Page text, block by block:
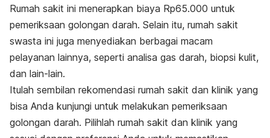
Rumah sakit ini menerapkan biaya Rp65.000 untuk
pemeriksaan golongan darah. Selain itu, rumah sakit
swasta ini juga menyediakan berbagai macam
pelayanan lainnya, seperti analisa gas darah, biopsi kulit,
dan lain-lain.
Itulah sembilan rekomendasi rumah sakit dan klinik yang
bisa Anda kunjungi untuk melakukan pemeriksaan
golongan darah. Pilihlah rumah sakit dan klinik yang